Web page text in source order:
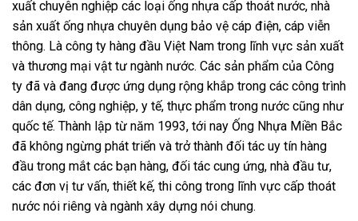
xuất chuyên nghiệp các loại ống nhựa cấp thoát nước, nhà
sản xuất ống nhựa chuyên dụng bảo vệ cáp điện, cáp viễn
thông. Là công ty hàng đầu Việt Nam trong lĩnh vực sản xuất
và thương mại vật tư ngành nước. Các sản phẩm của Công
ty đã và đang được ứng dụng rộng khắp trong các công trình
dân dụng, công nghiệp, y tế, thực phẩm trong nước cũng như
quốc tế. Thành lập từ năm 1993, tới nay Ống Nhựa Miền Bắc
đã không ngừng phát triển và trở thành đối tác uy tín hàng
đầu trong mắt các bạn hàng, đối tác cung ứng, nhà đầu tư,
các đơn vị tư vấn, thiết kế, thi công trong lĩnh vực cấp thoát
nước nói riêng và ngành xây dựng nói chung.